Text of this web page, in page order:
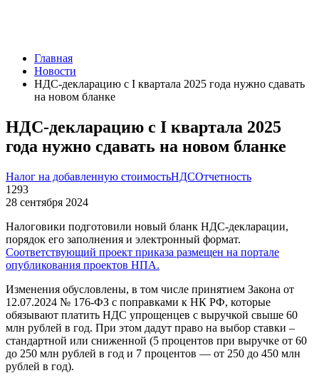
Главная
Новости
НДС-декларацию с I квартала 2025 года нужно сдавать
на новом бланке
НДС-декларацию с I квартала 2025
года нужно сдавать на новом бланке
Налог на добавленную стоимостьНДСОтчетность
1293
28 сентября 2024
Налоговики подготовили новый бланк НДС-декларации,
порядок его заполнения и электронный формат.
Соответствующий проект приказа размещен на портале
опубликования проектов НПА.
Изменения обусловлены, в том числе принятием Закона от
12.07.2024 № 176-ФЗ с поправками к НК РФ, которые
обязывают платить НДС упрощенцев с выручкой свыше 60
млн рублей в год. При этом дадут право на выбор ставки –
стандартной или сниженной (5 процентов при выручке от 60
до 250 млн рублей в год и 7 процентов — от 250 до 450 млн
рублей в год).